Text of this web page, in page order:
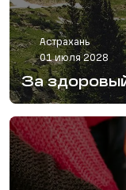
Астрахань
01 июля 2028
За